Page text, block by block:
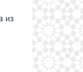
из